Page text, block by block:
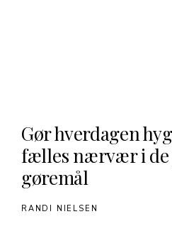
Gør hverdagen
fælles nærvær i de
gøremål
RANDI NIELSEN